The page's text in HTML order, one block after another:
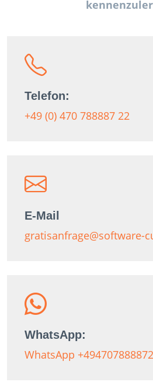
Telefon:
+49 (0) 470 788887 22
E-Mail
gratisanfrage@software-
WhatsApp:
WhatsApp